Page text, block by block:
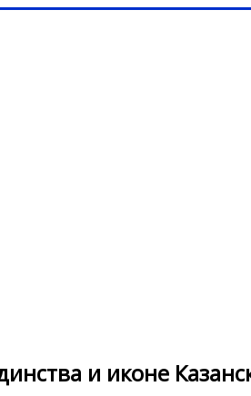
и иконе